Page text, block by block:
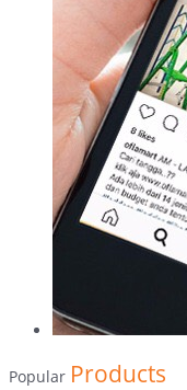
Popular Products